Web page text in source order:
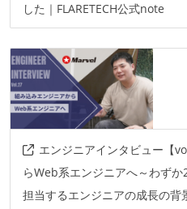
した｜FLARETECH公式note
エンジニアインタビュー【
らWeb系エンジニアへ～わず
担当するエンジニアの成長の背